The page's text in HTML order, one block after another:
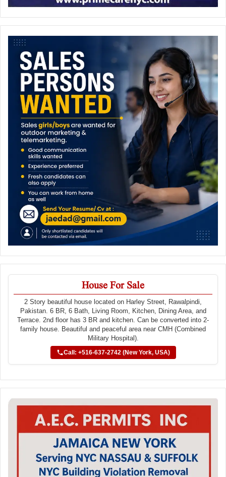
House For Sale
2 Story beautiful house located on Harley Street, Rawalpindi,
Pakistan. 6 BR, 6 Bath, Living Room, Kitchen, Dining Area, and
Terrace. 2nd floor has 3 BR and kitchen. Can be converted into 2-
family house. Beautiful and peaceful area near CMH (Combined
Military Hospital).
Call: +516-637-2742 (New York, USA)